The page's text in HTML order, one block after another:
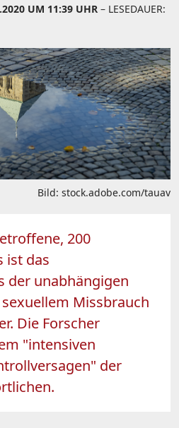
UM 11:39 UHR – LESEDAUER:
Bild: stock.adobe.com/tauav
200
ist das
der unabhängigen
Missbrauch
Die Forscher
"intensiven
der